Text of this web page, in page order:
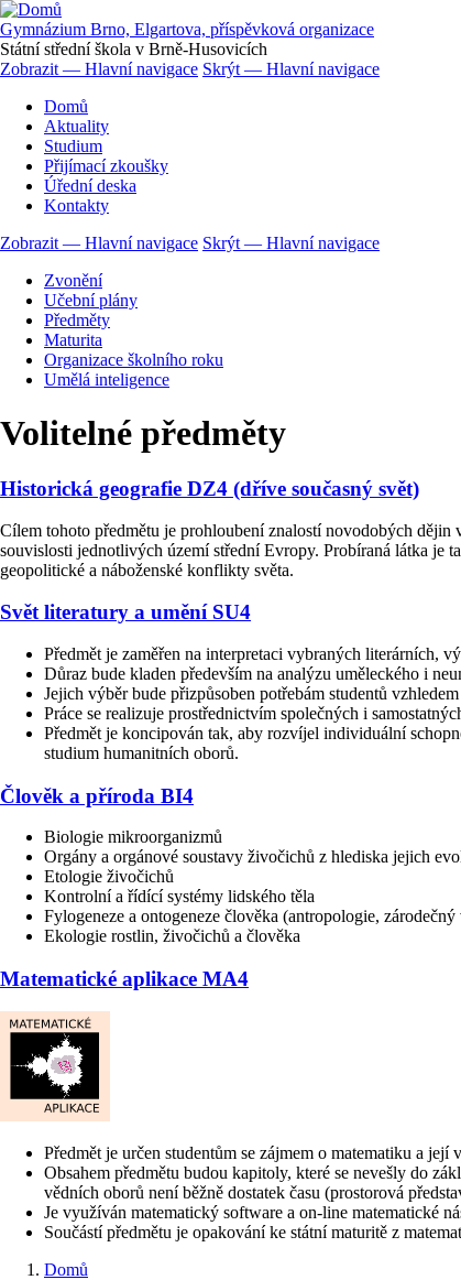
Přejít
k
hlavnímu
obsahu
Gymnázium Brno, Elgartova, příspěvková organizace
Státní střední škola v Brně-Husovicích
Hlavní
navigace
Zobrazit — Hlavní navigace Skrýt — Hlavní navigace
Domů
Aktuality
Studium
Přijímací zkoušky
Úřední deska
Kontakty
Hlavní
navigace
Zobrazit — Hlavní navigace Skrýt — Hlavní navigace
Zvonění
Učební plány
Předměty
Maturita
Organizace školního roku
Umělá inteligence
Volitelné předměty
Historická geografie DZ4 (dříve současný svět)
Cílem tohoto předmětu je prohloubení znalostí novodobých
souvislosti jednotlivých území střední Evropy. Probíraná látka je
geopolitické a náboženské konflikty světa.
Svět literatury a umění SU4
Předmět je zaměřen na interpretaci vybraných literárních,
Důraz bude kladen především na analýzu uměleckého i
Jejich výběr bude přizpůsoben potřebám studentů
Práce se realizuje prostřednictvím společných i
Předmět je koncipován tak, aby rozvíjel individuální
studium humanitních oborů.
Člověk a příroda BI4
Biologie mikroorganizmů
Orgány a orgánové soustavy živočichů z hlediska jejich
Etologie živočichů
Kontrolní a řídící systémy lidského těla
Fylogeneze a ontogeneze člověka (antropologie,
Ekologie rostlin, živočichů a člověka
Matematické aplikace MA4
Předmět je určen studentům se zájmem o matematiku a
Obsahem předmětu budou kapitoly, které se nevešly do
vědních oborů není běžně dostatek času (prostorová
Je využíván matematický software a on-line matematické
Součástí předmětu je opakování ke státní maturitě z
Domů